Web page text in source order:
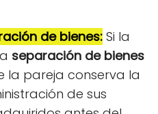
de bienes: Si la
separación de bienes
la pareja conserva la
de sus